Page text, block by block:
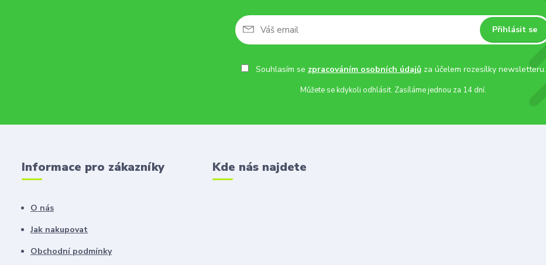
Přihlásit se
Souhlasím se zpracováním osobních údajůza účelem rozesílky newsletteru.
Můžete se kdykoli odhlásit. Zasíláme jednou za 14 dní.
Informace pro zákazníky
O nás
Jak nakupovat
Obchodní podmínky
Kde nás najdete